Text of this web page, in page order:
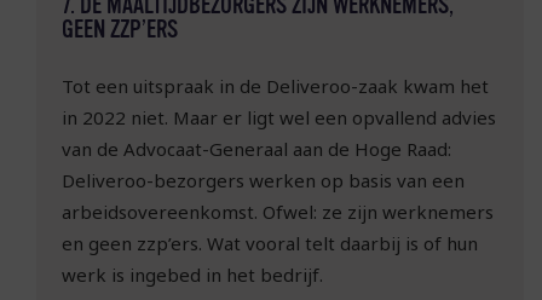
7. DE MAALTIJDBEZORGERS ZIJN WERKNEMERS,
GEEN ZZP’ERS
Tot een uitspraak in de Deliveroo-zaak kwam het
in 2022 niet. Maar er ligt wel een opvallend advies
van de Advocaat-Generaal aan de Hoge Raad:
Deliveroo-bezorgers werken op basis van een
arbeidsovereenkomst. Ofwel: ze zijn werknemers
en geen zzp’ers. Wat vooral telt daarbij is of hun
werk is ingebed in het bedrijf.